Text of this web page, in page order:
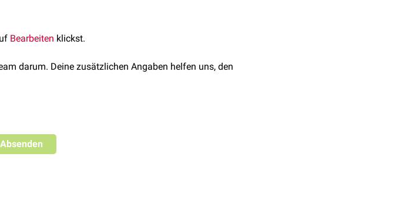
Bearbeiten klickst.
darum. Deine zusätzlichen Angaben helfen uns, den
Absenden